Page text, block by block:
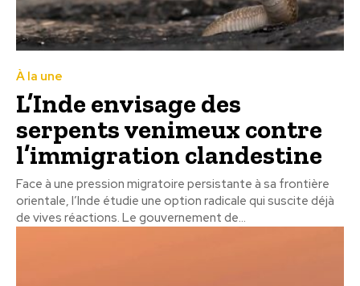
À la une
L’Inde envisage des
serpents venimeux contre
l’immigration clandestine
Face à une pression migratoire persistante à sa frontière
orientale, l’Inde étudie une option radicale qui suscite déjà
de vives réactions. Le gouvernement de...